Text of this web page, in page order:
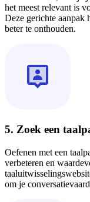
het meest relevant is
Deze gerichte aanpak
beter te onthouden.
5. Zoek een
Oefenen met een
verbeteren en
om je